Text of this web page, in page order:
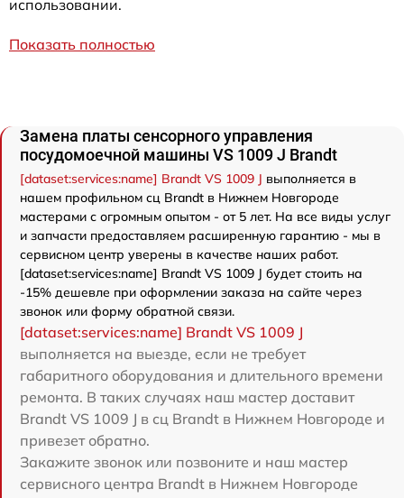
использовании.
Показать полностью
Замена платы сенсорного управления
посудомоечной машины VS 1009 J Brandt
[dataset:services:name] Brandt VS 1009 J выполняется в
нашем профильном сц Brandt в Нижнем Новгороде
мастерами с огромным опытом - от 5 лет. На все виды услуг
и запчасти предоставляем расширенную гарантию - мы в
сервисном центр уверены в качестве наших работ.
[dataset:services:name] Brandt VS 1009 J будет стоить на
-15% дешевле при оформлении заказа на сайте через
звонок или форму обратной связи.
[dataset:services:name] Brandt VS 1009 J
выполняется на выезде, если не требует
габаритного оборудования и длительного времени
ремонта. В таких случаях наш мастер доставит
Brandt VS 1009 J в сц Brandt в Нижнем Новгороде и
привезет обратно.
Закажите звонок или позвоните и наш мастер
сервисного центра Brandt в Нижнем Новгороде